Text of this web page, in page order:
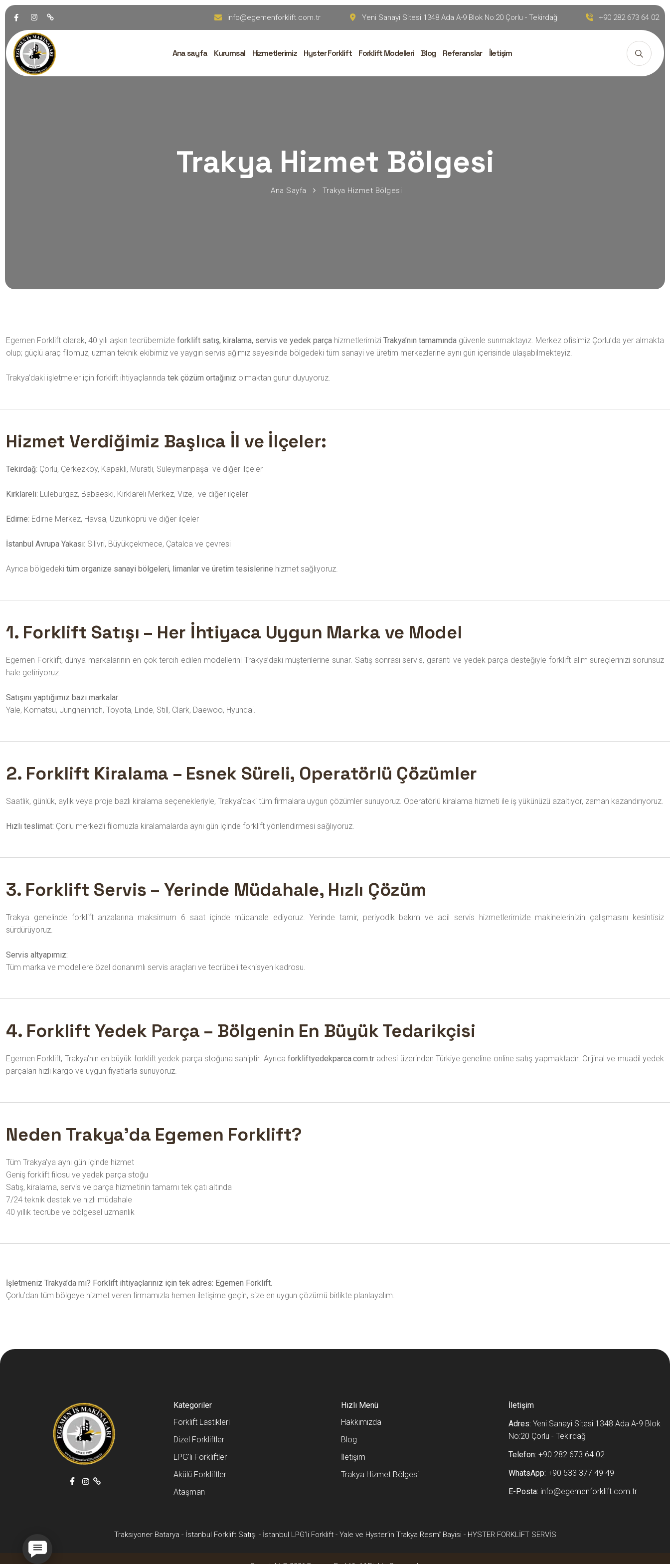
info@egemenforklift.com.tr Yeni Sanayi Sitesi 1348 Ada A-9 Blok No:20 Çorlu - Tekirdağ +90 282 673 64 02
Ana sayfa Kurumsal Hizmetlerimiz Hyster Forklift Forklift Modelleri Blog Referanslar İletişim
Trakya Hizmet Bölgesi
Ana Sayfa Trakya Hizmet Bölgesi
Egemen Forklift olarak, 40 yılı aşkın tecrübemizle forklift satış, kiralama, servis ve yedek parça hizmetlerimizi Trakya’nın tamamında güvenle sunmaktayız. Merkez ofisimiz Çorlu’da yer almakta
olup; güçlü araç filomuz, uzman teknik ekibimiz ve yaygın servis ağımız sayesinde bölgedeki tüm sanayi ve üretim merkezlerine aynı gün içerisinde ulaşabilmekteyiz.
Trakya’daki işletmeler için forklift ihtiyaçlarında tek çözüm ortağınız olmaktan gurur duyuyoruz.
Hizmet Verdiğimiz Başlıca İl ve İlçeler:
Tekirdağ: Çorlu, Çerkezköy, Kapaklı, Muratlı, Süleymanpaşa ve diğer ilçeler
Kırklareli: Lüleburgaz, Babaeski, Kırklareli Merkez, Vize, ve diğer ilçeler
Edirne: Edirne Merkez, Havsa, Uzunköprü ve diğer ilçeler
İstanbul Avrupa Yakası: Silivri, Büyükçekmece, Çatalca ve çevresi
Ayrıca bölgedeki tüm organize sanayi bölgeleri, limanlar ve üretim tesislerine hizmet sağlıyoruz.
1. Forklift Satışı – Her İhtiyaca Uygun Marka ve Model
Egemen Forklift, dünya markalarının en çok tercih edilen modellerini Trakya’daki müşterilerine sunar. Satış sonrası servis, garanti ve yedek parça desteğiyle forklift alım süreçlerinizi sorunsuz
hale getiriyoruz.
Satışını yaptığımız bazı markalar:
Yale, Komatsu, Jungheinrich, Toyota, Linde, Still, Clark, Daewoo, Hyundai.
2. Forklift Kiralama – Esnek Süreli, Operatörlü Çözümler
Saatlik, günlük, aylık veya proje bazlı kiralama seçenekleriyle, Trakya’daki tüm firmalara uygun çözümler sunuyoruz. Operatörlü kiralama hizmeti ile iş yükünüzü azaltıyor, zaman kazandırıyoruz.
Hızlı teslimat: Çorlu merkezli filomuzla kiralamalarda aynı gün içinde forklift yönlendirmesi sağlıyoruz.
3. Forklift Servis – Yerinde Müdahale, Hızlı Çözüm
Trakya genelinde forklift arızalarına maksimum 6 saat içinde müdahale ediyoruz. Yerinde tamir, periyodik bakım ve acil servis hizmetlerimizle makinelerinizin çalışmasını kesintisiz
sürdürüyoruz.
Servis altyapımız:
Tüm marka ve modellere özel donanımlı servis araçları ve tecrübeli teknisyen kadrosu.
4. Forklift Yedek Parça – Bölgenin En Büyük Tedarikçisi
Egemen Forklift, Trakya’nın en büyük forklift yedek parça stoğuna sahiptir. Ayrıca forkliftyedekparca.com.tr adresi üzerinden Türkiye geneline online satış yapmaktadır. Orijinal ve muadil yedek
parçaları hızlı kargo ve uygun fiyatlarla sunuyoruz.
Neden Trakya’da Egemen Forklift?
Tüm Trakya’ya aynı gün içinde hizmet
Geniş forklift filosu ve yedek parça stoğu
Satış, kiralama, servis ve parça hizmetinin tamamı tek çatı altında
7/24 teknik destek ve hızlı müdahale
40 yıllık tecrübe ve bölgesel uzmanlık
İşletmeniz Trakya’da mı? Forklift ihtiyaçlarınız için tek adres: Egemen Forklift.
Çorlu’dan tüm bölgeye hizmet veren firmamızla hemen iletişime geçin, size en uygun çözümü birlikte planlayalım.
Kategoriler
Forklift Lastikleri
Dizel Forkliftler
LPG'li Forkliftler
Akülü Forkliftler
Ataşman
Hızlı Menü
Hakkımızda
Blog
İletişim
Trakya Hizmet Bölgesi
İletişim
Adres: Yeni Sanayi Sitesi 1348 Ada A-9 Blok
No:20 Çorlu - Tekirdağ
Telefon: +90 282 673 64 02
WhatsApp: +90 533 377 49 49
E-Posta: info@egemenforklift.com.tr
Traksiyoner Batarya - İstanbul Forklift Satışı - İstanbul LPG’li Forklift - Yale ve Hyster’in Trakya Resmî Bayisi- HYSTER FORKLİFT SERVİS